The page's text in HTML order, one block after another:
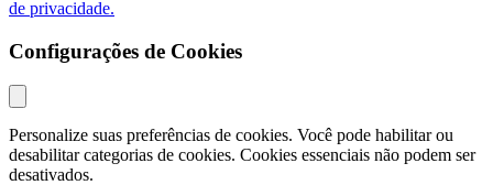
de privacidade.
Configurações de Cookies
Personalize suas preferências de cookies. Você pode habilitar ou
desabilitar categorias de cookies. Cookies essenciais não podem ser
desativados.